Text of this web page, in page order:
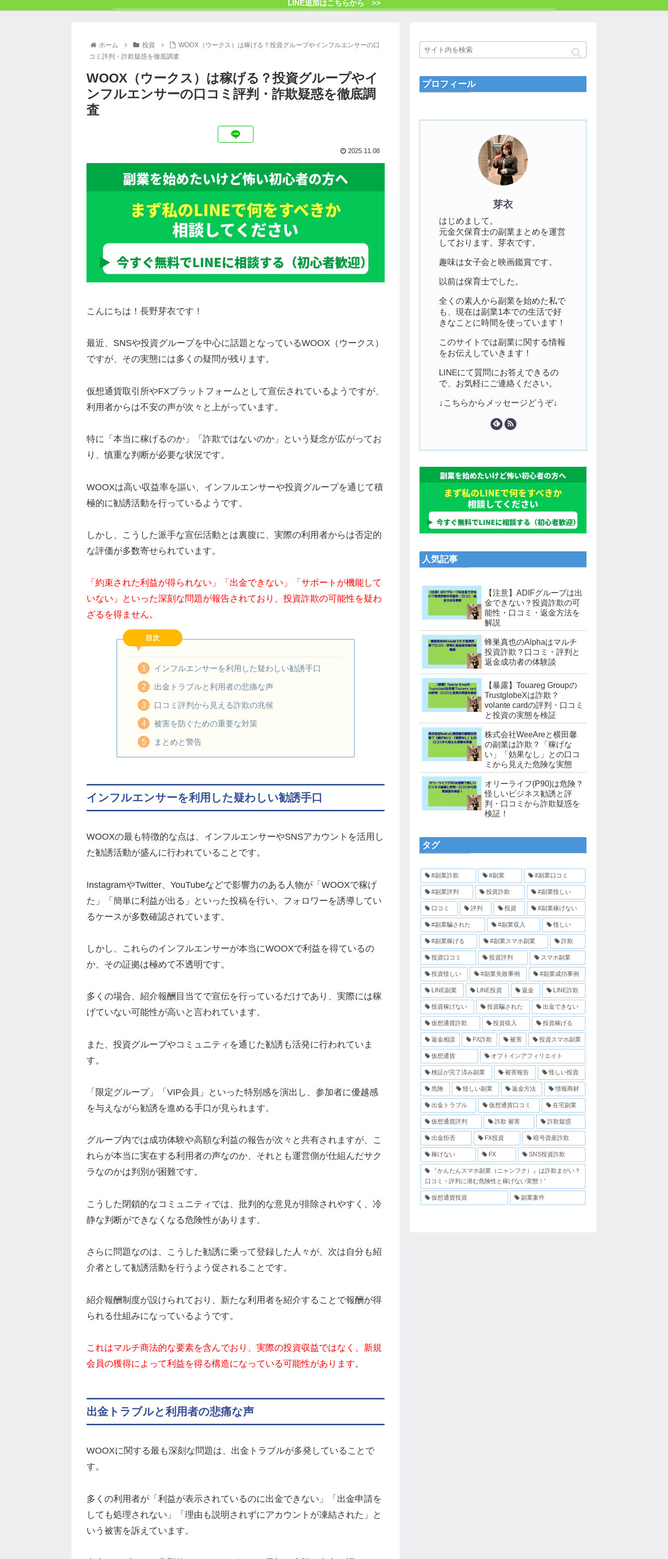
LINE追加はこちらから >>
ホーム 投資
WOOX（ウークス）は稼げる？投資グループやインフルエンサーの口
コミ評判・詐欺疑惑を徹底調査
WOOX（ウークス）は稼げる？投資グループやイ
ンフルエンサーの口コミ評判・詐欺疑惑を徹底調
査
2025.11.08
こんにちは！長野芽衣です！
最近、SNSや投資グループを中心に話題となっているWOOX（ウークス）
ですが、その実態には多くの疑問が残ります。
仮想通貨取引所やFXプラットフォームとして宣伝されているようですが、
利用者からは不安の声が次々と上がっています。
特に「本当に稼げるのか」「詐欺ではないのか」という疑念が広がってお
り、慎重な判断が必要な状況です。
WOOXは高い収益率を謳い、インフルエンサーや投資グループを通じて積
極的に勧誘活動を行っているようです。
しかし、こうした派手な宣伝活動とは裏腹に、実際の利用者からは否定的
な評価が多数寄せられています。
「約束された利益が得られない」「出金できない」「サポートが機能して
いない」といった深刻な問題が報告されており、投資詐欺の可能性を疑わ
ざるを得ません。
目次
インフルエンサーを利用した疑わしい勧誘手口
出金トラブルと利用者の悲痛な声
口コミ評判から見える詐欺の兆候
被害を防ぐための重要な対策
まとめと警告
インフルエンサーを利用した疑わしい勧誘手口
WOOXの最も特徴的な点は、インフルエンサーやSNSアカウントを活用し
た勧誘活動が盛んに行われていることです。
InstagramやTwitter、YouTubeなどで影響力のある人物が「WOOXで稼げ
た」「簡単に利益が出る」といった投稿を行い、フォロワーを誘導してい
るケースが多数確認されています。
しかし、これらのインフルエンサーが本当にWOOXで利益を得ているの
か、その証拠は極めて不透明です。
多くの場合、紹介報酬目当てで宣伝を行っているだけであり、実際には稼
げていない可能性が高いと言われています。
また、投資グループやコミュニティを通じた勧誘も活発に行われていま
す。
「限定グループ」「VIP会員」といった特別感を演出し、参加者に優越感
を与えながら勧誘を進める手口が見られます。
グループ内では成功体験や高額な利益の報告が次々と共有されますが、こ
れらが本当に実在する利用者の声なのか、それとも運営側が仕組んだサク
ラなのかは判別が困難です。
こうした閉鎖的なコミュニティでは、批判的な意見が排除されやすく、冷
静な判断ができなくなる危険性があります。
さらに問題なのは、こうした勧誘に乗って登録した人々が、次は自分も紹
介者として勧誘活動を行うよう促されることです。
紹介報酬制度が設けられており、新たな利用者を紹介することで報酬が得
られる仕組みになっているようです。
これはマルチ商法的な要素を含んでおり、実際の投資収益ではなく、新規
会員の獲得によって利益を得る構造になっている可能性があります。
出金トラブルと利用者の悲痛な声
WOOXに関する最も深刻な問題は、出金トラブルが多発していることで
す。
多くの利用者が「利益が表示されているのに出金できない」「出金申請を
しても処理されない」「理由も説明されずにアカウントが凍結された」と
いう被害を訴えています。
プロフィール
芽衣
はじめまして。
元金欠保育士の副業まとめを運営
しております。芽衣です。
趣味は女子会と映画鑑賞です。
以前は保育士でした。
全くの素人から副業を始めた私で
も、現在は副業1本での生活で好
きなことに時間を使っています！
このサイトでは副業に関する情報
をお伝えしていきます！
LINEにて質問にお答えできるの
で、お気軽にご連絡ください。
↓こちらからメッセージどうぞ↓
人気記事
【注意】ADIFグループは出
金できない？投資詐欺の可
能性・口コミ・返金方法を
解説
蜂巣真也のAlphaはマルチ
投資詐欺？口コミ・評判と
返金成功者の体験談
【暴露】Touareg Groupの
TrustglobeXは詐欺？
volante cardの評判・口コミ
と投資の実態を検証
株式会社WeeAreと横田馨
の副業は詐欺？「稼げな
い」「効果なし」との口コ
ミから見えた危険な実態
オリーライフ(P90)は危険？
怪しいビジネス勧誘と評
判・口コミから詐欺疑惑を
検証！
タグ
#副業詐欺 #副業 #副業口コミ
#副業評判 投資詐欺 #副業怪しい
口コミ 評判 投資 #副業稼げない
#副業騙された #副業収入 怪しい
#副業稼げる #副業スマホ副業 詐欺
投資口コミ 投資評判 スマホ副業
投資怪しい #副業失敗事例 #副業成功事例
LINE副業 LINE投資 返金 LINE詐欺
投資稼げない 投資騙された 出金できない
仮想通貨詐欺 投資収入 投資稼げる
返金相談 FX詐欺 被害 投資スマホ副業
仮想通貨 オプトインアフィリエイト
検証が完了済み副業 被害報告 怪しい投資
危険 怪しい副業 返金方法 情報商材
出金トラブル 仮想通貨口コミ 在宅副業
仮想通貨評判 詐欺 被害 詐欺疑惑
出金拒否 FX投資 暗号資産詐欺
稼げない FX SNS投資詐欺
『かんたんスマホ副業（ニャンフク）』は詐欺まがい？
口コミ・評判に潜む危険性と稼げない実態！'
仮想通貨投資 副業案件